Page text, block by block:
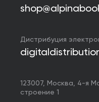
Дистрибуция
123007, Москва, 4-я
строение 1